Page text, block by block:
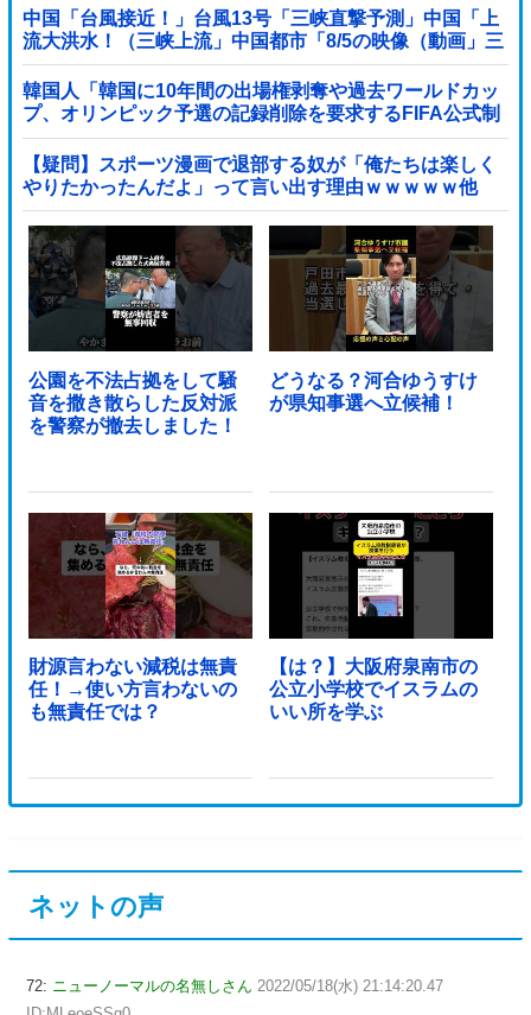
中国「台風接近！」台風13号「三峡直撃予測」中国「上
流大洪水！（三峡上流」中国都市「8/5の映像（動画」三
峡ダム「緊急放流（決壊危機」中国「下流大水害（震え
声」→
韓国人「韓国に10年間の出場権剥奪や過去ワールドカッ
プ、オリンピック予選の記録削除を要求するFIFA公式制
裁を海外メディアが報道！」
【疑問】スポーツ漫画で退部する奴が「俺たちは楽しく
やりたかったんだよ」って言い出す理由ｗｗｗｗｗ他
公園を不法占拠をして騒
音を撒き散らした反対派
を警察が撤去しました！
どうなる？河合ゆうすけ
が県知事選へ立候補！
財源言わない減税は無責
任！→使い方言わないの
も無責任では？
【は？】大阪府泉南市の
公立小学校でイスラムの
いい所を学ぶ
ネットの声
72: ニューノーマルの名無しさん 2022/05/18(水) 21:14:20.47